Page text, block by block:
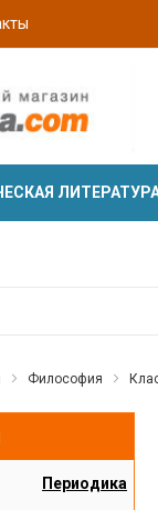
Философия
Периодика